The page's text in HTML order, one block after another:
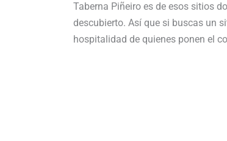
Taberna Piñeiro es de esos sitios
descubierto. Así que si buscas un
hospitalidad de quienes ponen el